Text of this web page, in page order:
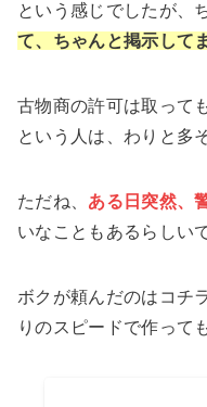
という感じでしたが、
て、ちゃんと掲示して
古物商の許可は取って
という人は、わりと多
ただね、 ある日突然、
いなこともあるらしい
ボクが頼んだのはコチ
りのスピードで作って